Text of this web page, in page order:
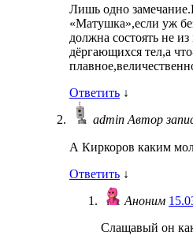
Лишь одно
«Матушка»,если уж
должна состоять не
дёргающихся тел,а
Ответить ↓
admin Автор
А Киркоров каким
Ответить ↓
Аноним
Слащавый он